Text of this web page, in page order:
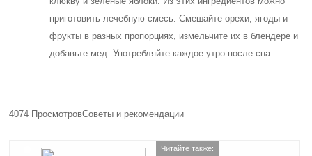
приготовить лечебную смесь. Смешайте орехи, ягоды и
фрукты в разных пропорциях, измельчите их в блендере и
добавьте мед. Употребляйте каждое утро после сна.
4074 ПросмотровСоветы и рекомендации
Читайте также: